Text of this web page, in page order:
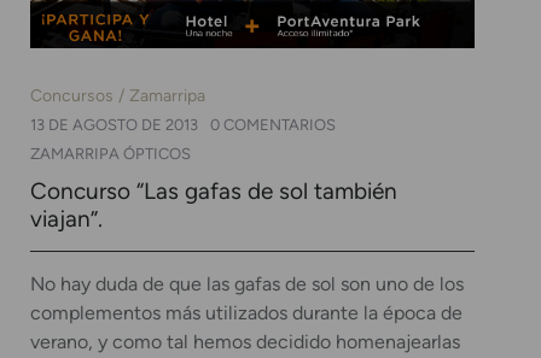
Concursos Zamarripa
13 DE AGOSTO DE 2013
0 COMENTARIOS
ZAMARRIPA ÓPTICOS
Concurso “Las gafas de sol también
viajan”.
No hay duda de que las gafas de sol son uno de los
complementos más utilizados durante la época de
verano, y como tal hemos decidido homenajearlas